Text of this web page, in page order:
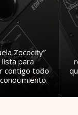
Zococity”
para
contigo todo